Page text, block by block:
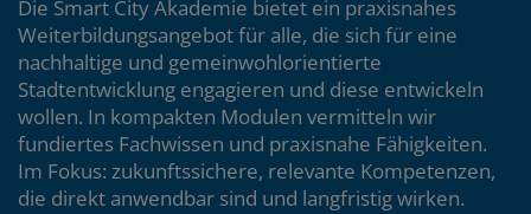
Die Smart City Akademie bietet ein praxisnahes
Weiterbildungsangebot für alle, die sich für eine
nachhaltige und gemeinwohlorientierte
Stadtentwicklung engagieren und diese entwickeln
wollen. In kompakten Modulen vermitteln wir
fundiertes Fachwissen und praxisnahe Fähigkeiten.
Im Fokus: zukunftssichere, relevante Kompetenzen,
die direkt anwendbar sind und langfristig wirken.